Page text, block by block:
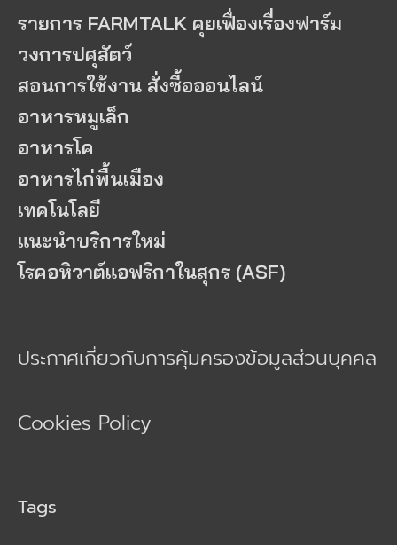
รายการ FARMTALK คุยเฟื่องเรื่องฟาร์ม
วงการปศุสัตว์
สอนการใช้งาน สั่งซื้อออนไลน์
อาหารหมูเล็ก
อาหารโค
อาหารไก่พื้นเมือง
เทคโนโลยี
แนะนำบริการใหม่
โรคอหิวาต์แอฟริกาในสุกร (ASF)
ประกาศเกี่ยวกับการคุ้มครองข้อมูลส่วนบุคคล
Cookies Policy
Tags